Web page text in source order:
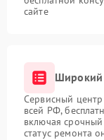
сайте
Широкий
Сервисный центр
всей РФ,
включая
статус ремонта